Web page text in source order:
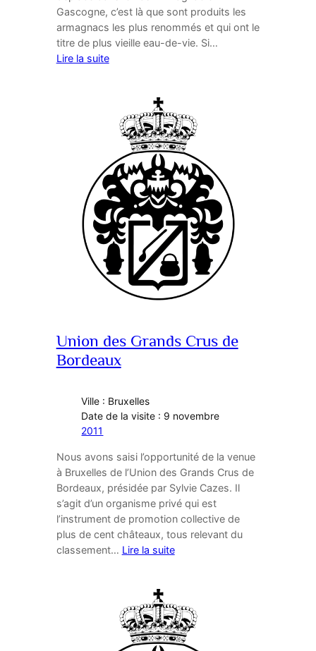
Gascogne, c’est là que sont produits les
armagnacs les plus renommés et qui ont le
titre de plus vieille eau-de-vie. Si…
Lire la suite
Union des Grands Crus de
Bordeaux
Ville : Bruxelles
Date de la visite : 9 novembre
2011
Nous avons saisi l’opportunité de la venue
à Bruxelles de l’Union des Grands Crus de
Bordeaux, présidée par Sylvie Cazes. Il
s’agit d’un organisme privé qui est
l’instrument de promotion collective de
plus de cent châteaux, tous relevant du
classement… Lire la suite